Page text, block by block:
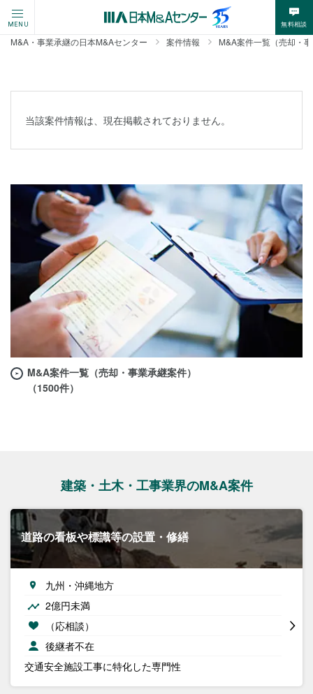
MENU 無料相談
M&A・事業承継の日本M&Aセンター 案件情報 M&A案件一覧（売却・
当該案件情報は、現在掲載されておりません。
M&A案件一覧（売却・事業承継案件）
（1500件）
建築・土木・工事業界のM&A案件
道路の看板や標識等の設置・修繕
九州・沖縄地方
2億円未満
（応相談）
後継者不在
交通安全施設工事に特化した専門性